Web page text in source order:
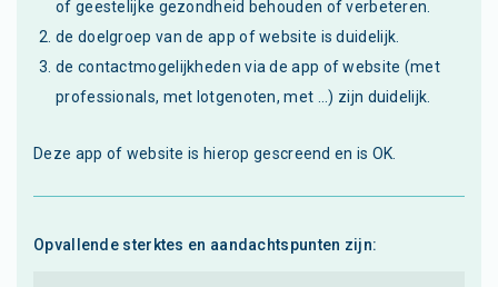
of geestelijke gezondheid behouden of verbeteren.
de doelgroep van de app of website is duidelijk.
de contactmogelijkheden via de app of website (met
professionals, met lotgenoten, met ...) zijn duidelijk.
Deze app of website is hierop gescreend en is OK.
Opvallende sterktes en aandachtspunten zijn: